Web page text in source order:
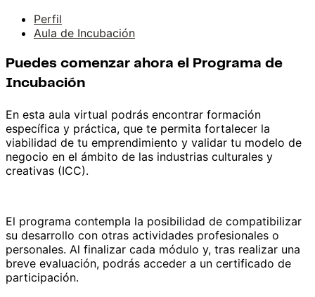
Perfil
Aula de Incubación
Puedes comenzar ahora el Programa de
Incubación
En esta aula virtual podrás encontrar formación
específica y práctica, que te permita fortalecer la
viabilidad de tu emprendimiento y validar tu modelo de
negocio en el ámbito de las industrias culturales y
creativas (ICC).
El programa contempla la posibilidad de compatibilizar
su desarrollo con otras actividades profesionales o
personales. Al finalizar cada módulo y, tras realizar una
breve evaluación, podrás acceder a un certificado de
participación.